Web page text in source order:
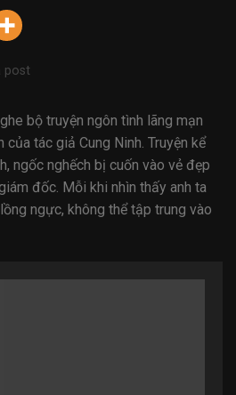
post
bộ truyện ngôn tình lãng mạn
của tác giả Cung Ninh. Truyện kể
ngốc nghếch bị cuốn vào vẻ đẹp
đốc. Mỗi khi nhìn thấy anh ta
ngực, không thể tập trung vào